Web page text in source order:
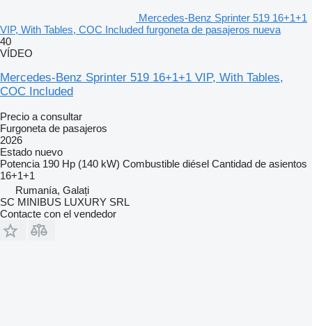
Mercedes-Benz Sprinter 519 16+1+1
VIP, With Tables, COC Included furgoneta de pasajeros nueva
40
VÍDEO
Mercedes-Benz Sprinter 519 16+1+1 VIP, With Tables,
COC Included
Precio a consultar
Furgoneta de pasajeros
2026
Estado nuevo
Potencia 190 Hp (140 kW) Combustible diésel Cantidad de asientos
16+1+1
Rumanía, Galați
SC MINIBUS LUXURY SRL
Contacte con el vendedor